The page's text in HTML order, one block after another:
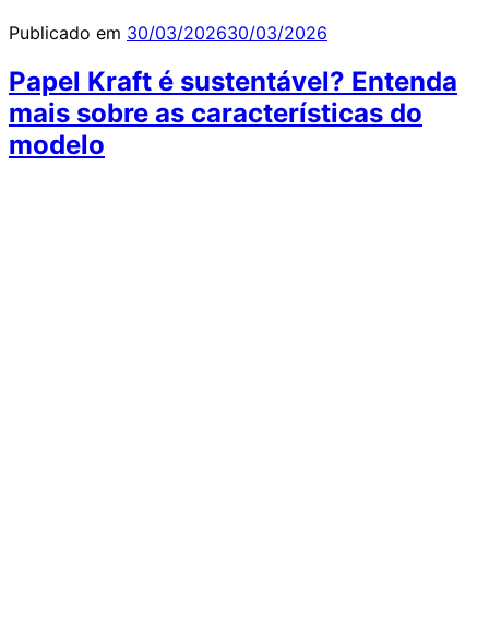
Publicado em 30/03/202630/03/2026
Papel Kraft é sustentável? Entenda
mais sobre as características do
modelo